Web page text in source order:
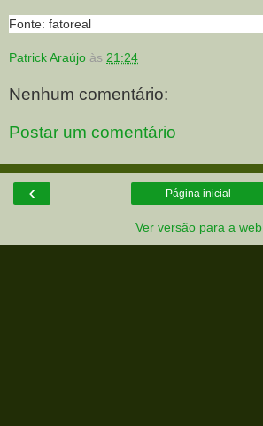
Fonte: fatoreal
Patrick Araújo às 21:24
Nenhum comentário:
Postar um comentário
‹ Página inicial
Ver versão para a web